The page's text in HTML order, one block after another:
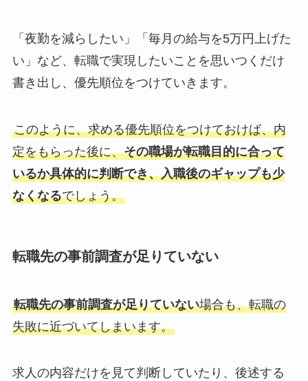
「夜勤を減らしたい」「毎月の給与を5万円上げた
い」など、転職で実現したいことを思いつくだけ
書き出し、優先順位をつけていきます。
このように、求める優先順位をつけておけば、内
定をもらった後に、その職場が転職目的に合って
いるか具体的に判断でき、入職後のギャップも少
なくなるでしょう。
転職先の事前調査が足りていない
転職先の事前調査が足りていない場合も、転職の
失敗に近づいてしまいます。
求人の内容だけを見て判断していたり、後述する